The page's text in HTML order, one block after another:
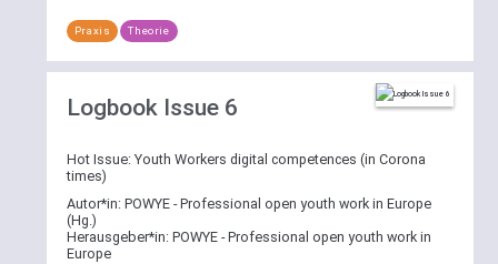
Praxis Theorie
Logbook Issue 6
Hot Issue: Youth Workers digital competences (in Corona
times)
Autor*in: POWYE - Professional open youth work in Europe
(Hg.)
Herausgeber*in: POWYE - Professional open youth work in
Europe